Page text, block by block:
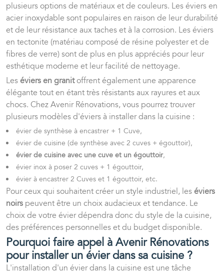
plusieurs options de matériaux et de couleurs. Les éviers en
acier inoxydable sont populaires en raison de leur durabilité
et de leur résistance aux taches et à la corrosion. Les éviers
en tectonite (matériau composé de résine polyester et de
fibres de verre) sont de plus en plus appréciés pour leur
esthétique moderne et leur facilité de nettoyage.
Leséviers en granitoffrent également une apparence
élégante tout en étant très résistants aux rayures et aux
chocs. Chez Avenir Rénovations, vous pourrez trouver
plusieurs modèles d'éviers à installer dans la cuisine :
évier de synthèse à encastrer + 1 Cuve,
évier de cuisine (de synthèse avec 2 cuves + égouttoir),
évier de cuisine avec une cuve et un égouttoir,
évier inox à poser 2 cuves + 1 égouttoir,
évier à encastrer 2 Cuves et 1 égouttoir, etc.
Pour ceux qui souhaitent créer un style industriel, leséviers
noirs peuvent être un choix audacieux et tendance. Le
choix de votre évier dépendra donc du style de la cuisine,
des préférences personnelles et du budget disponible.
Pourquoi faire appel à Avenir Rénovations
pour installer un évier dans sa cuisine ?
L'installation d'un évier dans la cuisine est une tâche